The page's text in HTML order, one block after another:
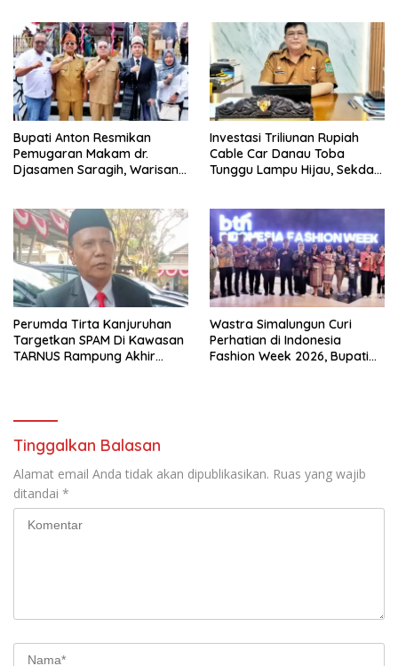
Bupati Anton Resmikan
Pemugaran Makam dr.
Djasamen Saragih, Warisan
Mendatang
Investasi Triliunan Rupiah
Cable Car Danau Toba
Tunggu Lampu Hijau, Sekda
Perumda Tirta Kanjuruhan
Targetkan SPAM Di Kawasan
TARNUS Rampung Akhir
Wastra Simalungun Curi
Perhatian di Indonesia
Fashion Week 2026, Bupati
Tinggalkan Balasan
Alamat email Anda tidak akan dipublikasikan. Ruas yang wajib
ditandai *